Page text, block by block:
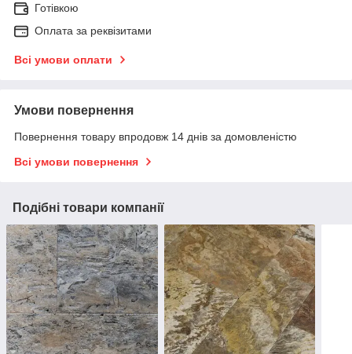
Готівкою
Оплата за реквізитами
Всі умови оплати
Умови повернення
Повернення товару впродовж 14 днів за домовленістю
Всі умови повернення
Подібні товари компанії